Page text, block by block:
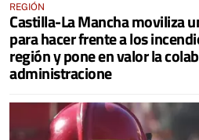
REGIÓN
Castilla-La Mancha moviliza
para hacer frente a los
región y pone en valor la
administracione